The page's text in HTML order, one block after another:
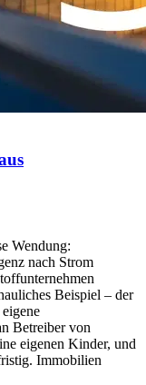
Wendung:
nach Strom
Beispiel – der
Betreiber von
eigenen Kinder, und
Immobilien